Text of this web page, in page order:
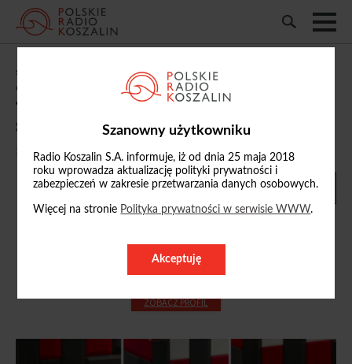
Szanowny użytkowniku
Radio Koszalin S.A. informuje, iż od dnia 25 maja 2018
roku wprowadza aktualizację polityki prywatności i
zabezpieczeń w zakresie przetwarzania danych osobowych.
Więcej na stronie Polityka prywatności w serwisie WWW.
Akceptuję
„Studio Bałtyk Szczecinek”: m.in. o
otwarciu Centrum Diagnostyczno-
Terapeutycznym dla dzieci z FASD w
Szczecinku
30/09/2025, 10:21
Patryk Żak
ZOBACZ PROFIL